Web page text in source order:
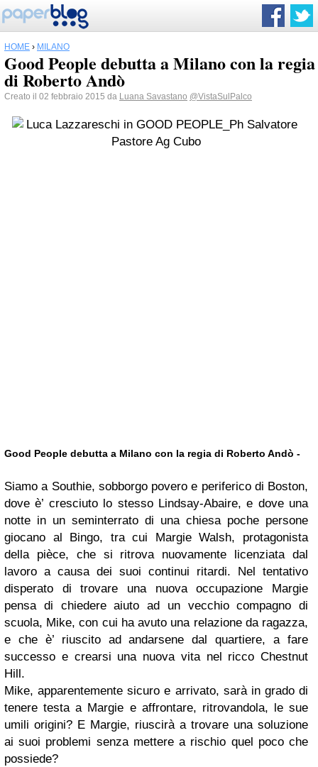
HOME › MILANO
Good People debutta a Milano con la regia
di Roberto Andò
Creato il 02 febbraio 2015 da Luana Savastano @VistaSulPalco
Good People debutta a Milano con la regia di Roberto Andò -
Siamo a Southie, sobborgo povero e periferico di Boston,
dove è’ cresciuto lo stesso Lindsay-Abaire, e dove una
notte in un seminterrato di una chiesa poche persone
giocano al Bingo, tra cui Margie Walsh, protagonista
della pièce, che si ritrova nuovamente licenziata dal
lavoro a causa dei suoi continui ritardi. Nel tentativo
disperato di trovare una nuova occupazione Margie
pensa di chiedere aiuto ad un vecchio compagno di
scuola, Mike, con cui ha avuto una relazione da ragazza,
e che è’ riuscito ad andarsene dal quartiere, a fare
successo e crearsi una nuova vita nel ricco Chestnut
Hill.
Mike, apparentemente sicuro e arrivato, sarà in grado di
tenere testa a Margie e affrontare, ritrovandola, le sue
umili origini? E Margie, riuscirà a trovare una soluzione
ai suoi problemi senza mettere a rischio quel poco che
possiede?